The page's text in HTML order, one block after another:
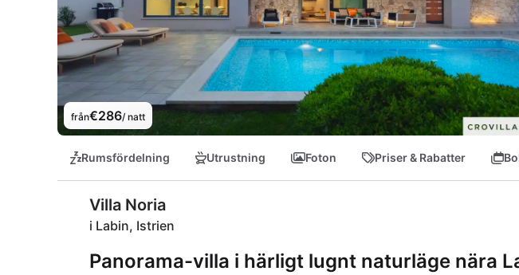
från€286/ natt
Rumsfördelning Utrustning Foton Priser & Rabatter
Villa Noria
i Labin, Istrien
Panorama-villa i härligt lugnt naturläge nära